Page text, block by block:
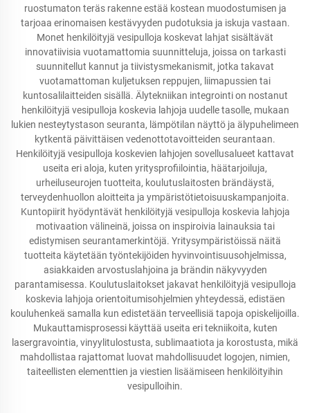
ruostumaton teräs rakenne estää kostean muodostumisen ja
tarjoaa erinomaisen kestävyyden pudotuksia ja iskuja vastaan.
Monet henkilöityjä vesipulloja koskevat lahjat sisältävät
innovatiivisia vuotamattomia suunnitteluja, joissa on tarkasti
suunnitellut kannut ja tiivistysmekanismit, jotka takavat
vuotamattoman kuljetuksen reppujen, liimapussien tai
kuntosalilaitteiden sisällä. Älytekniikan integrointi on nostanut
henkilöityjä vesipulloja koskevia lahjoja uudelle tasolle, mukaan
lukien nesteytystason seuranta, lämpötilan näyttö ja älypuhelimeen
kytkentä päivittäisen vedenottotavoitteiden seurantaan.
Henkilöityjä vesipulloja koskevien lahjojen sovellusalueet kattavat
useita eri aloja, kuten yritysprofiilointia, häätarjoiluja,
urheiluseurojen tuotteita, koulutuslaitosten brändäystä,
terveydenhuollon aloitteita ja ympäristötietoisuuskampanjoita.
Kuntopiirit hyödyntävät henkilöityjä vesipulloja koskevia lahjoja
motivaation välineinä, joissa on inspiroivia lainauksia tai
edistymisen seurantamerkintöjä. Yritysympäristöissä näitä
tuotteita käytetään työntekijöiden hyvinvointisuusohjelmissa,
asiakkaiden arvostuslahjoina ja brändin näkyvyyden
parantamisessa. Koulutuslaitokset jakavat henkilöityjä vesipulloja
koskevia lahjoja orientoitumisohjelmien yhteydessä, edistäen
kouluhenkeä samalla kun edistetään terveellisiä tapoja opiskelijoilla.
Mukauttamisprosessi käyttää useita eri tekniikoita, kuten
lasergravointia, vinyylitulostusta, sublimaatiota ja korostusta, mikä
mahdollistaa rajattomat luovat mahdollisuudet logojen, nimien,
taiteellisten elementtien ja viestien lisäämiseen henkilöityihin
vesipulloihin.